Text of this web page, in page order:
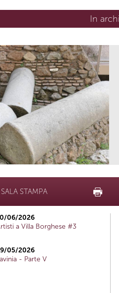
In
SALA STAMPA
06/2026
a Villa Borghese #3
05/2026
- Parte V